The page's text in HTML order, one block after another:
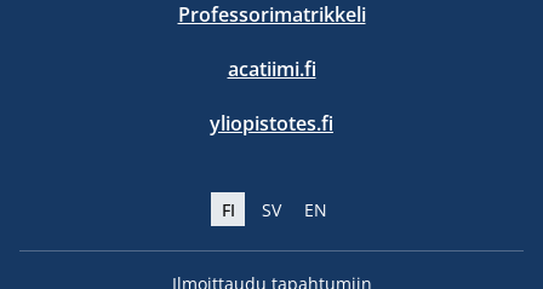
Professorimatrikkeli
acatiimi.fi
yliopistotes.fi
FI SV EN
Ilmoittaudu tapahtumiin